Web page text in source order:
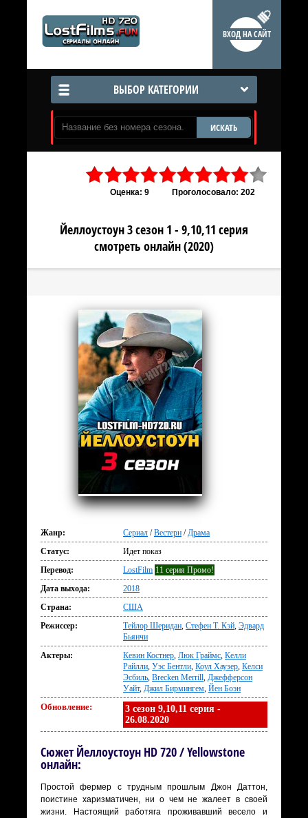
ВХОД НА САЙТ
ВЫБОР КАТЕГОРИИ
ИСКАТЬ
Оценка: 9 Проголосовало: 202
Йеллоустоун 3 сезон 1 - 9,10,11 серия
смотреть онлайн (2020)
Жанр: Сериал /Вестерн /Драма
Статус:
Идет показ
Перевод:
LostFilm 11 серия Промо!
Дата выхода:
2018
Страна:
США
Режиссер:
Тейлор Шеридан, Стефен Т. Кэй, Эдвард
Бьянчи
Актеры:
Кевин Костнер, Люк Граймс, Келли
Райлли, Уэс Бентли, Коул Хаузер, Келси
Эсбиль, Brecken Merrill, Джефферсон
Уайт, Джил Бирмингем, Йен Боэн
Обновление:
3 сезон 9,10,11 серия -
26.08.2020
Сюжет Йеллоустоун HD 720 / Yellowstone
онлайн:
Простой фермер с трудным прошлым Джон Даттон,
поистине харизматичен, ни о чем не жалеет в своей
жизни. Настоящий работяга проживавший весело и